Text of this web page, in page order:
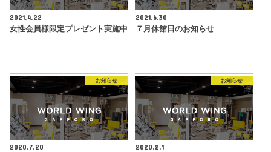
2021.4.22
女性会員様限定プレゼント実施中
2021.6.30
７月休館日のお知らせ
お知らせ
2020.7.20
お知らせ
2020.2.1